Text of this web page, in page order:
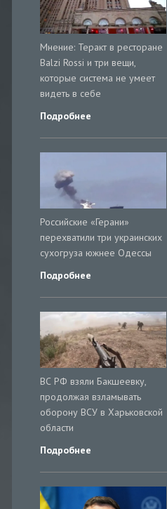
Мнение: Теракт в ресторане
Balzi Rossi и три вещи,
которые система не умеет
видеть в себе
Подробнее
Российские «Герани»
перехватили три украинских
сухогруза южнее Одессы
Подробнее
ВС РФ взяли Бакшеевку,
продолжая взламывать
оборону ВСУ в Харьковской
области
Подробнее